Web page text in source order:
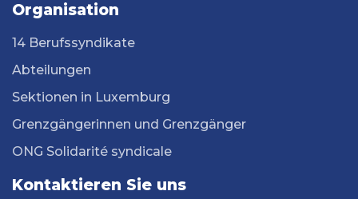
Organisation
14 Berufssyndikate
Abteilungen
Sektionen in Luxemburg
Grenzgängerinnen und Grenzgänger
ONG Solidarité syndicale
Kontaktieren Sie uns